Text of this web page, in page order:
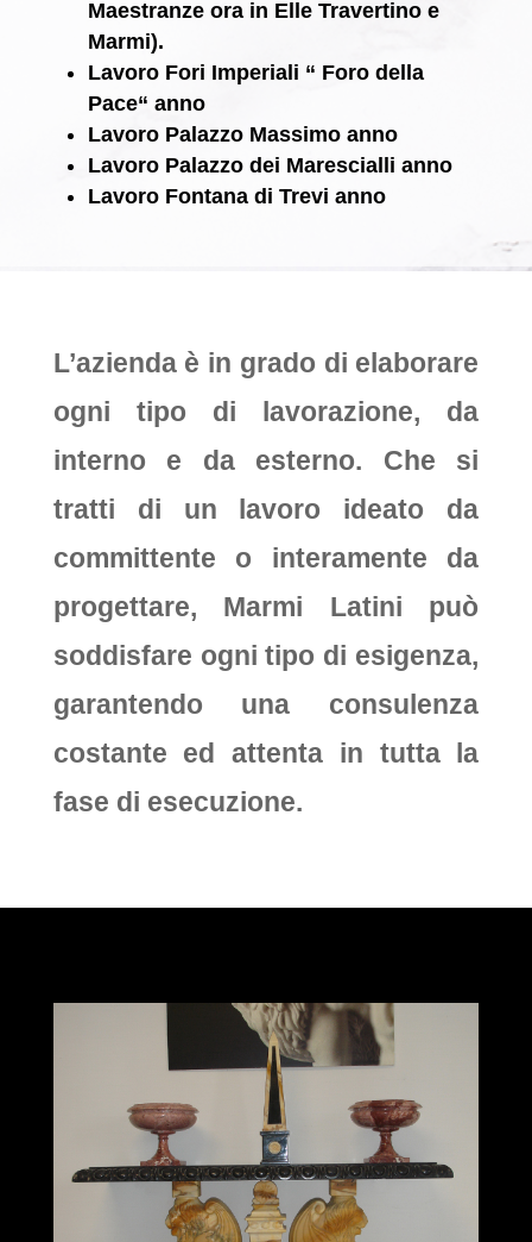
Maestranze ora in Elle Travertino e
Marmi).
Lavoro Fori Imperiali “ Foro della
Pace“ anno
Lavoro Palazzo Massimo anno
Lavoro Palazzo dei Marescialli anno
Lavoro Fontana di Trevi anno
L’azienda è in grado di elaborare
ogni tipo di lavorazione, da
interno e da esterno. Che si
tratti di un lavoro ideato da
committente o interamente da
progettare, Marmi Latini può
soddisfare ogni tipo di esigenza,
garantendo una consulenza
costante ed attenta in tutta la
fase di esecuzione.